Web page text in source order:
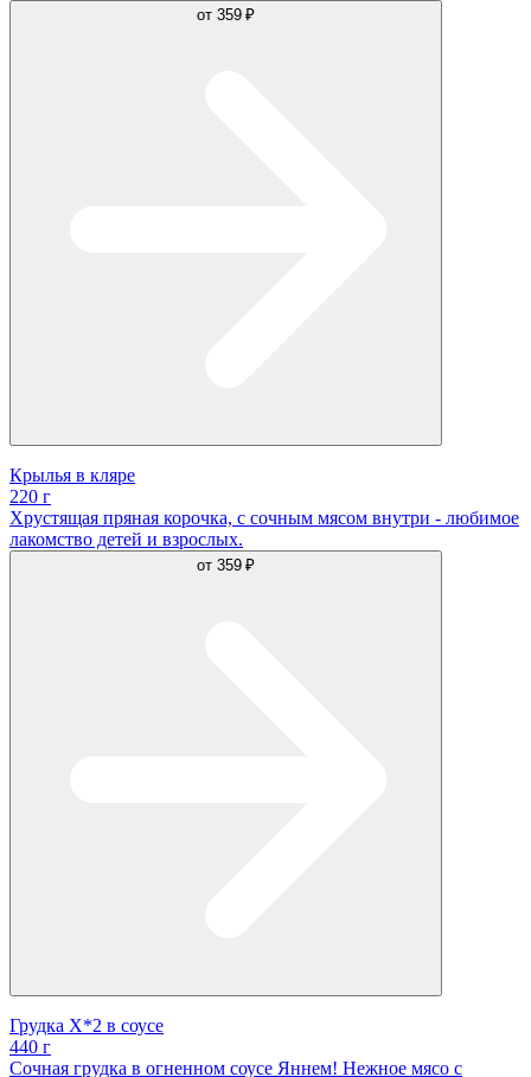
от 359 ₽
Крылья в кляре
220 г
Хрустящая пряная корочка, с сочным мясом внутри - любимое
лакомство детей и взрослых.
от 359 ₽
Грудка Х*2 в соусе
440 г
Сочная грудка в огненном соусе Яннем! Нежное мясо с